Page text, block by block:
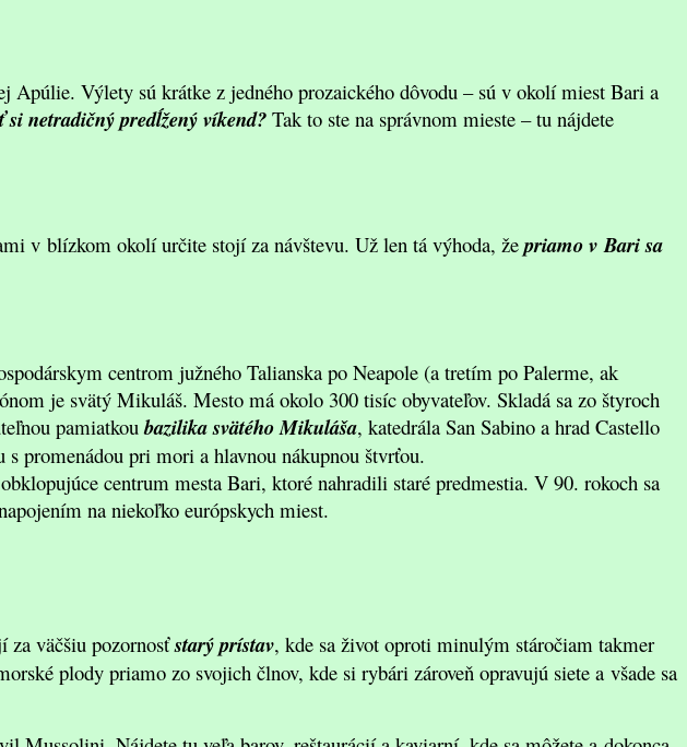
Apúlie. Výlety sú krátke z jedného prozaického dôvodu – sú v okolí miest Bari a
netradičný predĺžený víkend?Tak to ste na správnom mieste – tu nájdete
v blízkom okolí určite stojí za návštevu. Už len tá výhoda, žepriamo v Bari sa
centrom južného Talianska po Neapole (a tretím po Palerme, ak
je svätý Mikuláš. Mesto má okolo 300 tisíc obyvateľov. Skladá sa zo štyroch
pamiatkoubazilika svätého Mikuláša, katedrála San Sabino a hrad Castello
promenádou pri mori a hlavnou nákupnou štvrťou.
centrum mesta Bari, ktoré nahradili staré predmestia. V 90. rokoch sa
na niekoľko európskych miest.
za väčšiu pozornosťstarý prístav, kde sa život oproti minulým stáročiam takmer
plody priamo zo svojich člnov, kde si rybári zároveň opravujú siete a všade sa